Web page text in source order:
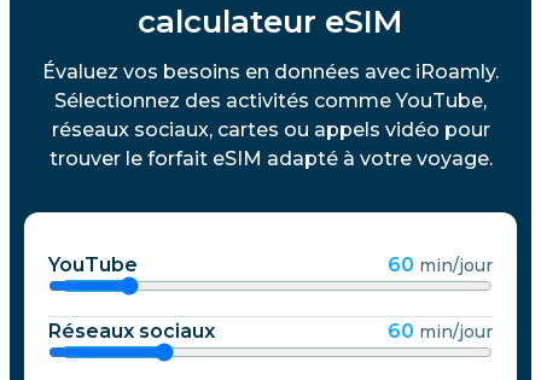
calculateur eSIM
Évaluez vos besoins en données avec iRoamly.
Sélectionnez des activités comme YouTube,
réseaux sociaux, cartes ou appels vidéo pour
trouver le forfait eSIM adapté à votre voyage.
YouTube 60 min/jour
Réseaux sociaux 60 min/jour